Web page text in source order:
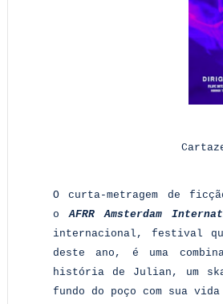
O curta-metragem de
oAFRR Amsterdam
internacional, festival que
deste ano, é uma
história de Julian, um
fundo do poço com sua